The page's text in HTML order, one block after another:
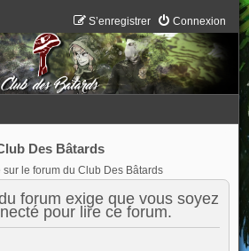
Connexion
S’enregistrer
Des Bâtards
sur le forum du Club Des Bâtards
forum exige que vous soyez
pour lire ce forum.